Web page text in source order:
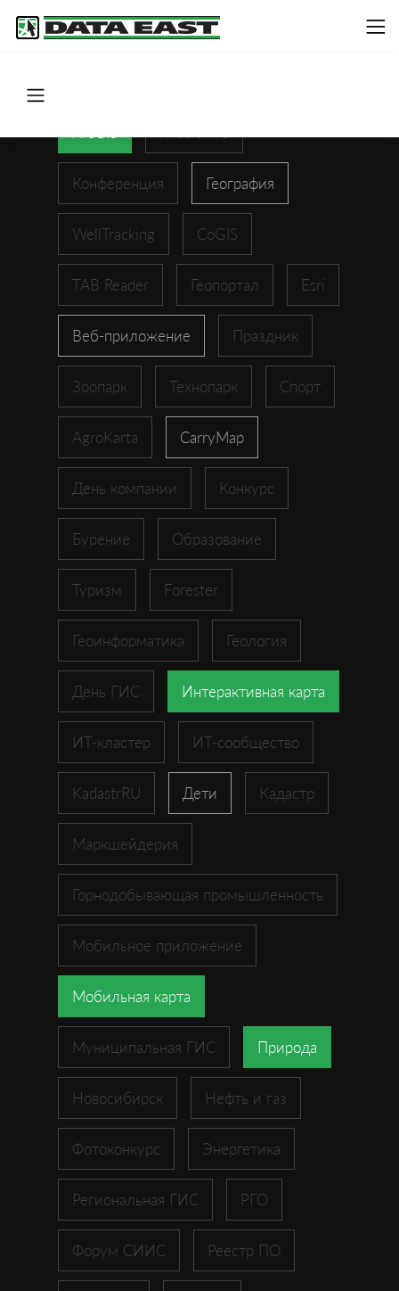
Конференция География
WellTracking CoGIS
TAB Reader Геопортал Esri
Веб-приложение Праздник
Зоопарк Технопарк Спорт
AgroKarta CarryMap
День компании Конкурс
Бурение Образование
Туризм Forester
Геоинформатика Геология
День ГИС Интерактивная карта
ИТ-кластер ИТ-сообщество
KadastrRU Дети Кадастр
Маркшейдерия
Горнодобывающая промышленность
Мобильное приложение
Мобильная карта
Муниципальная ГИС Природа
Новосибирск Нефть и газ
Фотоконкурс Энергетика
Региональная ГИС РГО
Форум СИИС Реестр ПО